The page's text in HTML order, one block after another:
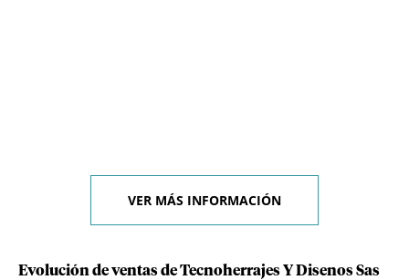
VER MÁS INFORMACIÓN
Evolución de ventas de Tecnoherrajes Y Disenos Sas